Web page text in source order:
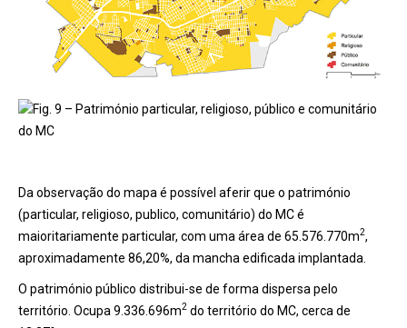
Fig. 9 – Património particular, religioso, público e comunitário
do MC
Da observação do mapa é possível aferir que o património
(particular, religioso, publico, comunitário) do MC é
maioritariamente particular, com uma área de 65.576.770m2,
aproximadamente 86,20%, da mancha edificada implantada.
O património público distribui-se de forma dispersa pelo
território. Ocupa 9.336.696m2 do território do MC, cerca de